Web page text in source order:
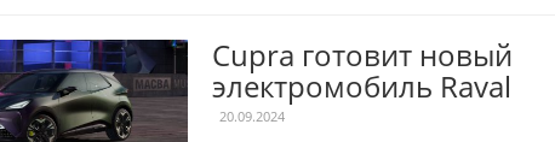
Cupra готовит новый
электромобиль Raval
20.09.2024